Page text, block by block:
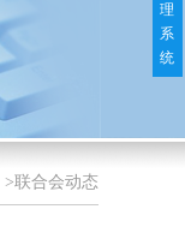
>联合会动态
理
系
统